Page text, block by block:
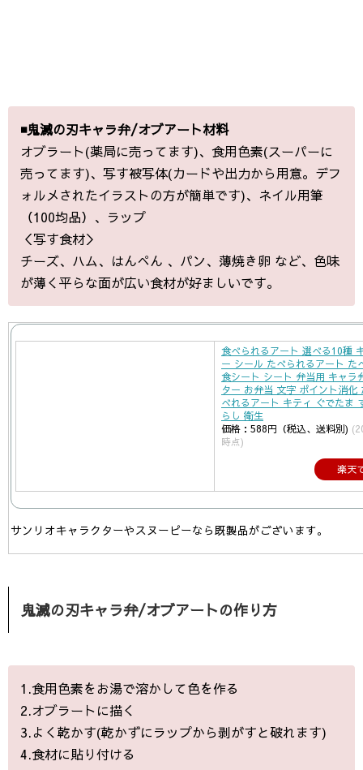
◾️鬼滅の刃キャラ弁/オブアート材料
オブラート(薬局に売ってます)、食用色素(スーパーに
売ってます)、写す被写体(カードや出力から用意。デフ
ォルメされたイラストの方が簡単です)、ネイル用筆
（100均品）、ラップ
＜写す食材＞
チーズ、ハム、はんぺん 、パン、薄焼き卵 など、色味
が薄く平らな面が広い食材が好ましいです。
食べられるアート 選べる10種
ー シール たべられるアート た
食シート シート 弁当用 キャラ
ター お弁当 文字 ポイント消化
べれるアート キティ ぐでたま
らし 衛生
価格：588円（税込、送料別)
時点)
楽天
サンリオキャラクターやスヌーピーなら既製品がございます。
鬼滅の刃キャラ弁/オブアートの作り方
1.食用色素をお湯で溶かして色を作る
2.オブラートに描く
3.よく乾かす(乾かずにラップから剥がすと破れます)
4.食材に貼り付ける